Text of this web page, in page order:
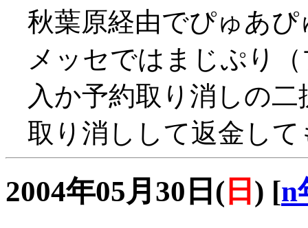
秋葉原経由でぴゅあ
メッセではまじぷり
入か予約取り消しの
取り消しして返金し
2004年05月30日( 日 ) [n